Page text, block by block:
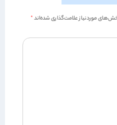
موردنیاز علامت‌گذاری شده‌اند*